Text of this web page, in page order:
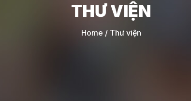
THƯ VIỆN
Home / Thư viện